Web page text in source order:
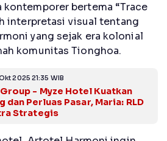
kontemporer bertema “Trace
interpretasi visual tentang
yang sejak era kolonial
komunitas Tionghoa.
2025 21:35 WIB
- Myze Hotel Kuatkan
dan Perluas Pasar, Maria: RLD
Strategis